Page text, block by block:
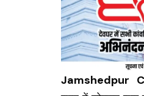
Jamshedpur